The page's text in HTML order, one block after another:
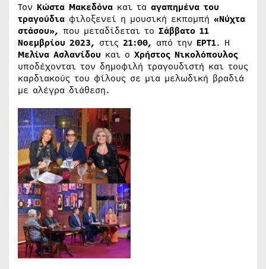
Τον Κώστα Μακεδόνα και τα αγαπημένα του
τραγούδια φιλοξενεί η μουσική εκπομπή «Νύχτα
στάσου», που μεταδίδεται το Σάββατο 11
Νοεμβρίου 2023, στις 21:00, από την ΕΡΤ1. Η
Μελίνα Ασλανίδου και ο Χρήστος Νικολόπουλος
υποδέχονται τον δημοφιλή τραγουδιστή και τους
καρδιακούς του φίλους σε μια μελωδική βραδιά
με αλέγρα διάθεση.